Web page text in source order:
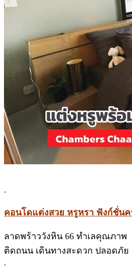
.
คอนโดแต่งสวย หรูหรา ฟังก์ชั่นค
ลาดพร้าววังหิน 66 ทำเลคุณภาพ
ติดถนน เดินทางสะดวก ปลอดภัย
.